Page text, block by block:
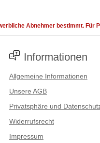
Abnehmer bestimmt. Für
Informationen
Allgemeine Informationen
Unsere AGB
Privatsphäre und
Widerrufsrecht
Impressum